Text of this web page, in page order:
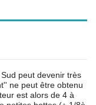
peut devenir très
ne peut être obtenu
est alors de 4 à